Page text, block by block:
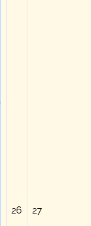
26 27